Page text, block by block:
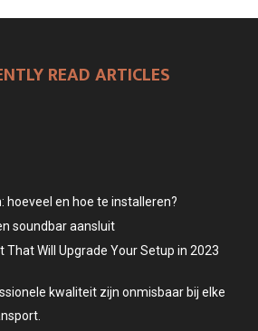
READ ARTICLES
hoeveel en hoe te installeren?
soundbar aansluit
That Will Upgrade Your Setup in 2023
kwaliteit zijn onmisbaar bij elke